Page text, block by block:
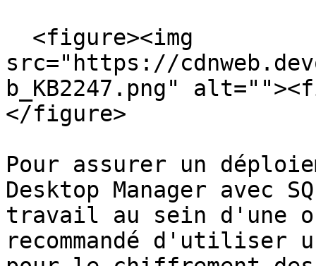
src="https://
b_KB2247.png"
</figure>
Pour assurer un
Desktop Manager avec
travail au sein d'une
recommandé